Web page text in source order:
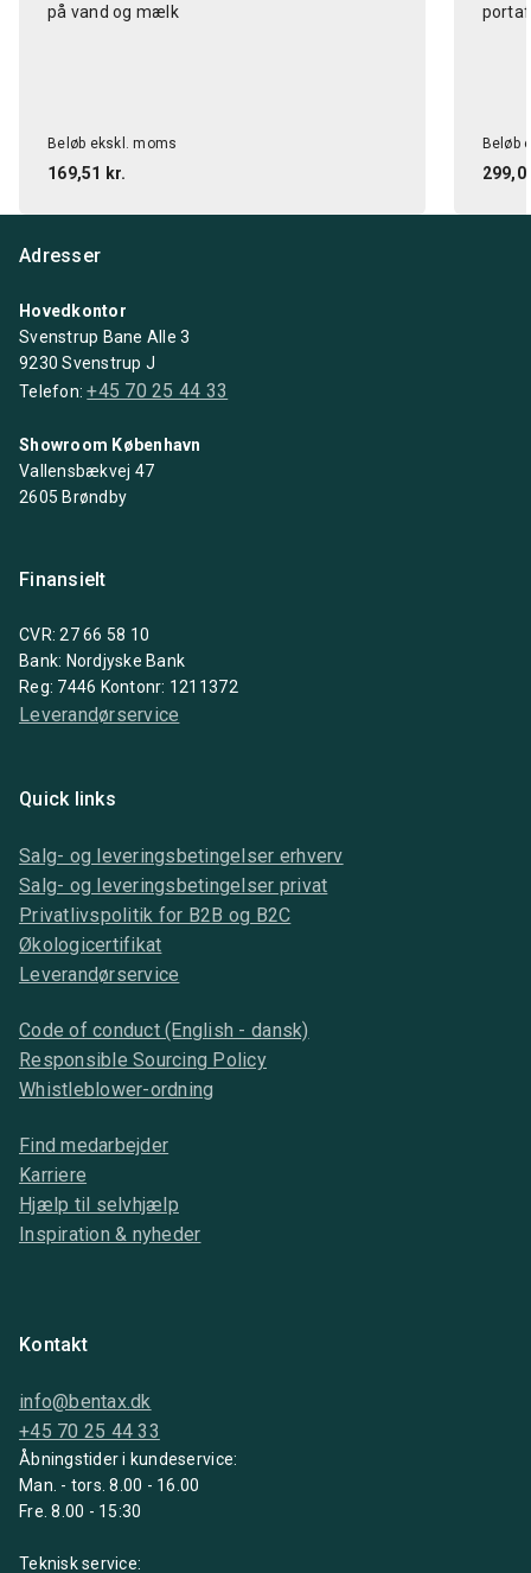
på vand og mælk
Beløb ekskl. moms
169,51 kr.
Beløb
Adresser
Hovedkontor
Svenstrup Bane Alle 3
9230 Svenstrup J
Telefon:+45 70 25 44 33
Showroom København
Vallensbækvej 47
2605 Brøndby
Finansielt
CVR: 27 66 58 10
Bank: Nordjyske Bank
Reg: 7446 Kontonr: 1211372
Leverandørservice
Quick links
Salg- og leveringsbetingelser erhverv
Salg- og leveringsbetingelser privat
Privatlivspolitik for B2B og B2C
Økologicertifikat
Leverandørservice
Code of conduct (English - dansk)
Responsible Sourcing Policy
Whistleblower-ordning
Find medarbejder
Karriere
Hjælp til selvhjælp
Inspiration & nyheder
Kontakt
info@bentax.dk
+45 70 25 44 33
Åbningstider i kundeservice:
Man. - tors. 8.00 - 16.00
Fre. 8.00 - 15:30
Teknisk service: